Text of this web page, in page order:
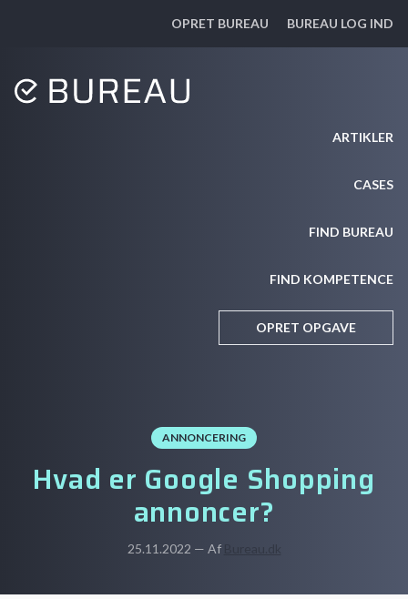
OPRET BUREAU BUREAU LOG IND
ARTIKLER
CASES
FIND BUREAU
FIND KOMPETENCE
OPRET OPGAVE
ANNONCERING
Hvad er Google Shopping
annoncer?
25.11.2022 — Af